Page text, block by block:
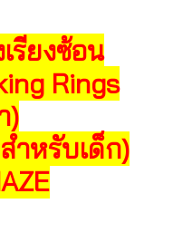
รียงซ้อน
Rings
)
ำหรับเด็ก)